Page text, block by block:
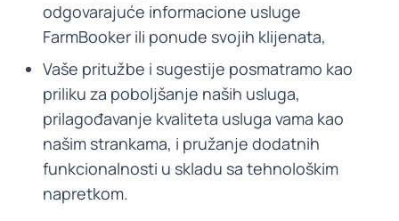
odgovarajuće informacione usluge
FarmBooker ili ponude svojih klijenata,
Vaše pritužbe i sugestije posmatramo kao
priliku za poboljšanje naših usluga,
prilagođavanje kvaliteta usluga vama kao
našim strankama, i pružanje dodatnih
funkcionalnosti u skladu sa tehnološkim
napretkom.